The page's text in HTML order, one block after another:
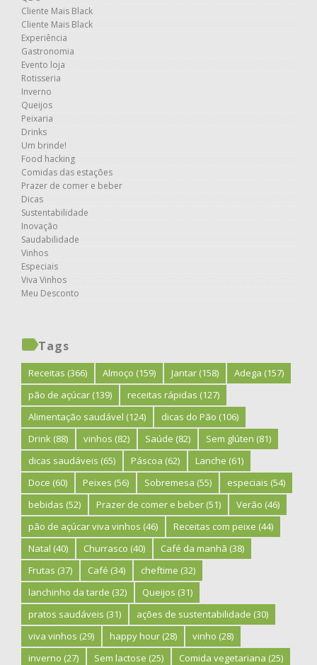
Cliente Mais Black
Cliente Mais Black
Experiência
Gastronomia
Evento loja
Rotisseria
Inverno
Queijos
Peixaria
Drinks
Um brinde!
Food hacking
Comidas das estações
Prazer de comer e beber
Dicas
Sustentabilidade
Inovação
Saudabilidade
Vinhos
Especiais
Viva Vinhos
Meu Desconto
Tags
Receitas (366) Almoço (159) Jantar (158) Adega (157)
pão de açúcar (139) receitas rápidas (127)
Alimentação saudável (124) dicas do Pão (106)
Drink (88) vinhos (82) Saúde (82) Sem glúten (81)
dicas saudáveis (65) Páscoa (62) Lanche (61)
Doce (60) Peixes (56) Sobremesa (55) especiais (54)
bebidas (52) Prazer de comer e beber (51) Verão (46)
pão de açúcar viva vinhos (46) Receitas com peixe (44)
Natal (40) Churrasco (40) Café da manhã (38)
Frutas (37) Café (34) cheftime (32)
lanchinho da tarde (32) Queijos (31)
pratos saudáveis (31) ações de sustentabilidade (30)
viva vinhos (29) happy hour (28) vinho (28)
inverno (27) Sem lactose (25) Comida vegetariana (25)